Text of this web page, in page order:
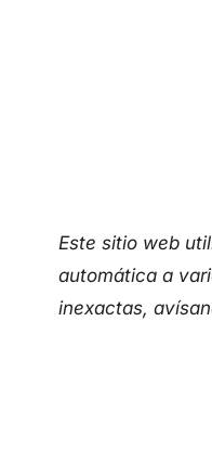
Este sitio web
automática a
inexactas,